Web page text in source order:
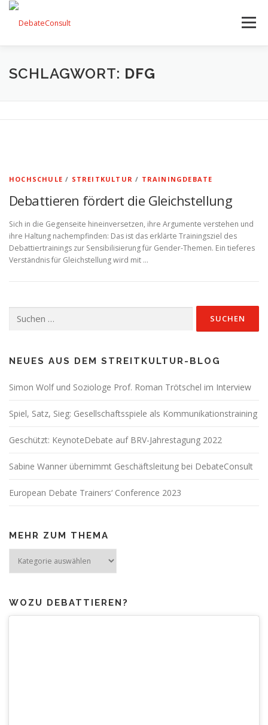
Zum
springen
Menü
UNSER ANGEBOT STREITKULTUR-BLOG
SCHLAGWORT: DFG
HOCHSCHULE / STREITKULTUR / TRAININGDEBATE
Debattieren fördert die Gleichstellung
Sich in die Gegenseite hineinversetzen, ihre Argumente verstehen und
ihre Haltung nachempfinden: Das ist das erklärte Trainingsziel des
Debattiertrainings zur Sensibilisierung für Gender-Themen. Ein tieferes
Verständnis für Gleichstellung wird mit …
nach:
NEUES AUS DEM STREITKULTUR-BLOG
Simon Wolf und Soziologe Prof. Roman Trötschel im Interview
Spiel, Satz, Sieg: Gesellschaftsspiele als Kommunikationstraining
Geschützt: KeynoteDebate auf BRV-Jahrestagung 2022
Sabine Wanner übernimmt Geschäftsleitung bei DebateConsult
European Debate Trainers‘ Conference 2023
MEHR ZUM THEMA
zum
WOZU DEBATTIEREN?